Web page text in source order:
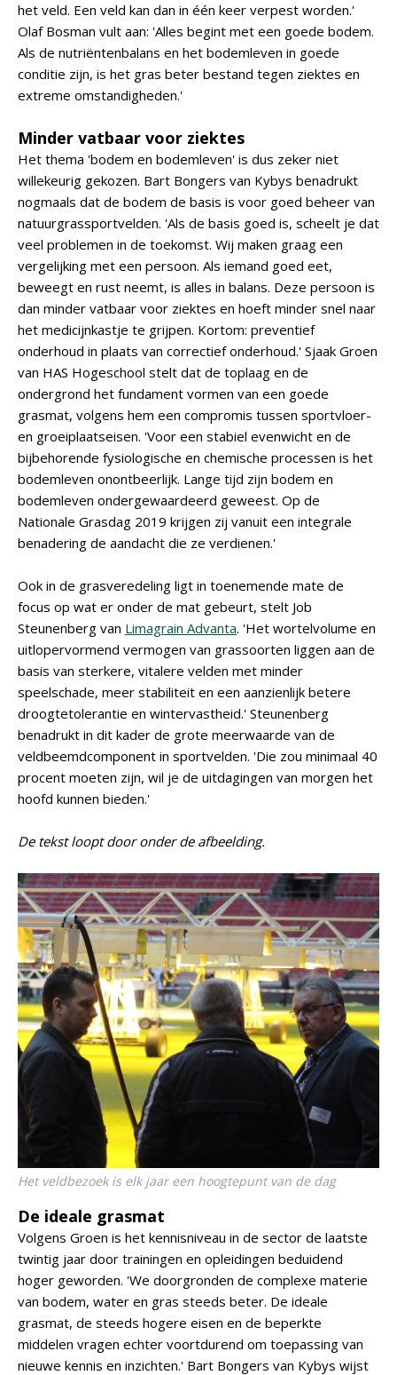
het veld. Een veld kan dan in één keer verpest worden.'
Olaf Bosman vult aan: 'Alles begint met een goede bodem.
Als de nutriëntenbalans en het bodemleven in goede
conditie zijn, is het gras beter bestand tegen ziektes en
extreme omstandigheden.'
Minder vatbaar voor ziektes
Het thema 'bodem en bodemleven' is dus zeker niet
willekeurig gekozen. Bart Bongers van Kybys benadrukt
nogmaals dat de bodem de basis is voor goed beheer van
natuurgrassportvelden. 'Als de basis goed is, scheelt je dat
veel problemen in de toekomst. Wij maken graag een
vergelijking met een persoon. Als iemand goed eet,
beweegt en rust neemt, is alles in balans. Deze persoon is
dan minder vatbaar voor ziektes en hoeft minder snel naar
het medicijnkastje te grijpen. Kortom: preventief
onderhoud in plaats van correctief onderhoud.' Sjaak Groen
van HAS Hogeschool stelt dat de toplaag en de
ondergrond het fundament vormen van een goede
grasmat, volgens hem een compromis tussen sportvloer-
en groeiplaatseisen. 'Voor een stabiel evenwicht en de
bijbehorende fysiologische en chemische processen is het
bodemleven onontbeerlijk. Lange tijd zijn bodem en
bodemleven ondergewaardeerd geweest. Op de
Nationale Grasdag 2019 krijgen zij vanuit een integrale
benadering de aandacht die ze verdienen.'
Ook in de grasveredeling ligt in toenemende mate de
focus op wat er onder de mat gebeurt, stelt Job
Steunenberg van Limagrain Advanta. 'Het wortelvolume en
uitlopervormend vermogen van grassoorten liggen aan de
basis van sterkere, vitalere velden met minder
speelschade, meer stabiliteit en een aanzienlijk betere
droogtetolerantie en wintervastheid.' Steunenberg
benadrukt in dit kader de grote meerwaarde van de
veldbeemdcomponent in sportvelden. 'Die zou minimaal 40
procent moeten zijn, wil je de uitdagingen van morgen het
hoofd kunnen bieden.'
De tekst loopt door onder de afbeelding.
Het veldbezoek is elk jaar een hoogtepunt van de dag
De ideale grasmat
Volgens Groen is het kennisniveau in de sector de laatste
twintig jaar door trainingen en opleidingen beduidend
hoger geworden. 'We doorgronden de complexe materie
van bodem, water en gras steeds beter. De ideale
grasmat, de steeds hogere eisen en de beperkte
middelen vragen echter voortdurend om toepassing van
nieuwe kennis en inzichten.' Bart Bongers van Kybys wijst